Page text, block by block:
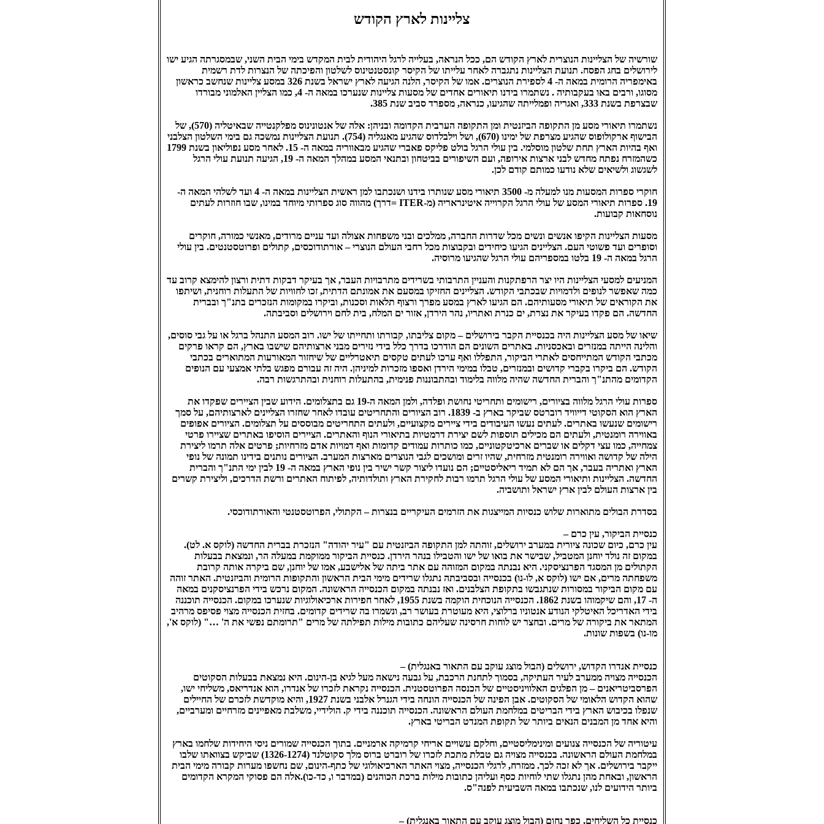
צליינות לארץ הקודש
שורשיה של הצליינות הנוצרית לארץ הקודש הם, ככל הנראה, בעלייה לרגל היהודית לבית המקדש בימי הבית השני, שבמסגרתה הגיע ישו
לירושלים בחג הפסח. תנועת הצליינות נתגברה לאחר עלייתו של הקיסר קונסטנטינוס לשלטון והפיכתה של הנצרות לדת רשמית
באימפריה הרומית במאה ה- 4 לספירת הנוצרים. אמו של הקיסר, הלנה הגיעה לארץ ישראל בשנת 326 במסע צליינות שנחשב כראשון
מסוגו, ורבים באו בעקבותיה . נשתמרו בידנו תיאורים אחדים של מסעות צליינות שנערכו במאה ה- 4, כמו הצליין האלמוני מבורדו
שבצרפת בשנת 333, ואגריה ופמלייתה שהגיעו, כנראה, מספרד סביב שנת 385.
נשתמרו תיאורי מסע מן התקופה הביזנטית ומן התקופה הערבית הקדומה ובניהן: אלה של אנטונינוס מפלקנטייה שבאיטליה (570), של
הבישוף ארקולופוס שהגיע מצרפת של ימינו (670), ושל וילבלדוס שהגיע מאנגליה (754). תנועת הצליינות נמשכה גם בימי השלטון הצלבני
ואף בהיות הארץ תחת שלטון מוסלמי. בין עולי הרגל בולט פליקס פאברי שהגיע מבאווריה במאה ה- 15. לאחר מסע נפוליאון בשנת 1799
כשהמזרח נפתח מחדש לבני ארצות אירופה, ועם השיפורים בביטחון ובתנאי המסע במהלך המאה ה- 19, הגיעה תנועת עולי הרגל
לשגשוג ולשיאים שלא נודעו כמותם קודם לכן.
חוקרי ספרות המסעות מנו למעלה מ- 3500 תיאורי מסע שנותרו בידנו ושנכתבו למן ראשית הצליינות במאה ה- 4 ועד לשלהי המאה ה-
19. ספרות תיאורי המסע של עולי הרגל הקרוייה איטינראריה (מ-ITER =דרך) מהווה סוג ספרותי מיוחד במינו, שבו חוזרות לעתים
נוסחאות קבועות.
מסעות הצליינות הקיפו אנשים ונשים מכל שדרות החברה, ממלכים ובני משפחות אצולה ועד עניים מרודים, מאנשי כמורה, חוקרים
וסופרים ועד פשוטי העם. הצליינים הגיעו כיחידים ובקבוצות מכל רחבי העולם הנוצרי – אורתודוכסים, קתולים ופרוטסטנטים. בין עולי
הרגל במאה ה- 19 בלטו במספריהם עולי הרגל שהגיעו מרוסיה.
המניעים למסעי הצליינות היו יצר הרפתקנות והעניין התרבותי בשרידים מתרבויות העבר, אך בעיקר דבקות דתית ורצון להימצא קרוב עד
כמה שאפשר לנופים ולדמויות שבכתבי הקודש. הצליינים החזיקו במסעם את אמונתם הדתית, זכו לחוויות של התעלות רוחנית, ושיתפו
את הקוראים של תיאורי מסעותיהם. הם הגיעו לארץ במסע מפרך ורצוף תלאות וסכנות, וביקרו במקומות הנזכרים בתנ"ך ובברית
החדשה. הם פקדו בעיקר את נצרת, ים כנרת ואתריו, נהר הירדן, אזור ים המלח, בית לחם וירושלים וסביבתה.
שיאו של מסע הצליינות היה בכנסיית הקבר בירושלים – מקום צליבתו, קבורתו ותחייתו של ישו. רוב המסע התנהל ברגל או על גבי סוסים,
והלינה הייתה במנזרים ובאכסניות. באתרים השונים הם הודרכו בדרך כלל בידי נזירים מבני ארצותיהם שישבו בארץ, הם קראו פרקים
מכתבי הקודש המתייחסים לאתרי הביקור, התפללו ואף ערכו לעתים טקסים תיאטרליים של שיחזור המאורעות המתוארים בכתבי
הקודש. הם ביקרו בקברי קדושים ובמנזרים, טבלו במימי הירדן ואספו מזכרות למיניהן. היה זה עבורם מפגש בלתי אמצעי עם הנופים
הקדומים מהתנ"ך והברית החדשה שהיה מלווה בלימוד ובהתבוננות פנימית, בהתעלות רוחנית ובהתרגשות רבה.
ספרות עולי הרגל מלווה בציורים, רישומים ותחריטי נחושת ופלדה, ולמן המאה ה-19 גם בתצלומים. הידוע שבין הציירים שפקדו את
הארץ הוא הסקוטי דייוויד רוברטס שביקר בארץ ב- 1839. רוב הציורים והתחריטים עובדו לאחר שחזרו הצליינים לארצותיהם, על סמך
רישומים שנעשו באתרים. לעתים נעשו העיבודים בידי ציירים מקצועיים, ולעתים התחריטים מבוססים על תצלומים. הציורים אפופים
באווירה רומנטית, ולעתים הם מכילים תוספות לשם יצירת דרמטיות בתיאורי הנוף והאתרים. הציירים הוסיפו באתרים שציירו פרטי
צמחייה, כמו עצי דקלים או שברים ארכיטקטוניים, כמו כותרות עמודים קדומות ואף דמויות אדם מזרחיות; פרטים אלה תרמו ליצירת
הילה של קדושה ואווירה רומנטית מזרחית, שהיו זרים ומושכים לגבי הנוצרים מארצות המערב. הציורים נותנים בידינו תמונה של נופי
הארץ ואתריה בעבר, אך הם לא תמיד ריאליסטיים; הם נועדו ליצור קשר ישיר בין נופי הארץ במאה ה- 19 לבין ימי התנ"ך והברית
החדשה. הצליינות ותיאורי המסע של עולי הרגל תרמו רבות לחקירת הארץ ותולדותיה, לפיתוח האתרים ורשת הדרכים, וליצירת קשרים
בין ארצות העולם לבין ארץ ישראל ותושביה.
בסדרת הבולים מתוארות שלוש כנסיות המייצגות את הזרמים העיקריים בנצרות – הקתולי, הפרוטסטנטי והאורתודוכסי.
כנסיית הביקור, עין כרם –
עין כרם, כיום שכונה ציורית במערב ירושלים, זוהתה למן התקופה הביזנטית עם "עיר יהודה" הנזכרת בברית החדשה (לוקס א. לט).
במקום זה נולד יוחנן המטביל, שבישר את בואו של ישו והטבילו בנהר הירדן. כנסיית הביקור ממוקמת במעלה הר, ונמצאת בבעלות
הקתולים מן המסגד הפרנציסקני. היא נבנתה במקום המזוהה עם אתר ביתה של אלישבע, אמו של יוחנן, שם ביקרה אותה קרובת
משפחתה מרים, אם ישו (לוקס א, לו-נו) בכנסייה ובסביבתה נתגלו שרידים מימי הבית הראשון והתקופות הרומית והביזנטית. האתר זוהה
עם מקום הביקור במסורות שנתגבשו בתקופת הצלבנים. ואז נבנתה במקום הכנסייה הראשונה. המקום נרכש בידי הפרנציסקנים במאה
ה- 17, והם שיקמוהו בשנת 1862. הכנסייה הנוכחית הוקמה בשנת 1955, לאחר חפירות ארכיאולוגיות שנערכו במקום. הכנסייה תוכננה
בידי האדריכל האיטלקי הנודע אנטוניו ברלוצי, היא מעוטרת בעושר רב, ונשמרו בה שרידים קדומים. בחזית הכנסייה מצוי פסיפס מרהיב
המתאר את ביקורה של מרים. ובחצר יש לוחות חרסינה שעליהם כתובות מילות תפילתה של מרים "תרומתם נפשי את ה' …" (לוקס א',
מו-נו) בשפות שונות.
כנסיית אנדרו הקדוש, ירושלים (הבול מוצג עוקב עם התאור באנגלית) –
הכנסייה מצויה ממערב לעיר העתיקה, בסמוך לתחנת הרכבת, על גבעה נישאה מעל לגיא בן-הינום. היא נמצאת בבעלות הסקוטים
הפרסביטריאנים – מן הפלגים האלוויניסטיים של הכנסה הפרוטסטנית. הכנסייה נקראת לזכרו של אנדרו, הוא אנדריאס, משליחי ישו,
שהוא הקדוש הלאומי של הסקוטים. אבן הפינה של הכנסייה הונחה בידי הגנרל אלבני בשנת 1927, והיא מוקדשת לזכרם של החיילים
שנפלו בכיבוש הארץ בידי הבריטים במלחמת העולם הראשונה. הכנסייה תוכננה בידי ק. הולידיי, משלבת מאפיינים מזרחיים ומערביים,
והיא אחד מן המבנים הנאים ביותר של תקופת המנדט הבריטי בארץ.
עיטוריה של הכנסייה צנועים ומינימליסטיים, וחלקם עשויים אריחי קרמיקה ארמניים. בתוך הכנסייה שמורים ניסי היחידות שלחמו בארץ
במלחמת העולם הראשונה. בכנסייה מצויה גם טבלת מתכת לזכרו של רוברט ברוס מלך סקוטלנד (1326-1274) שביקש בצוואתו שלבו
ייקבר בירושלים. אך לא זכה לכך. ממזרח, לרגלי הכנסייה, מצוי האתר הארכיאולוגי של כתף-הינום, שם נחשפו מערות קבורה מימי הבית
הראשון, ובאחת מהן נתגלו שתי לוחיות כסף ועליהן כתובות מילות ברכת הכוהנים (במדבר ו, כד-כו).אלה הם פסוקי המקרא הקדומים
ביותר הידועים לנו, שנכתבו במאה השביעית לפנה"ס.
כנסיית כל השליחים, כפר נחום (הבול מוצג עוקב עם התאור באנגלית) –